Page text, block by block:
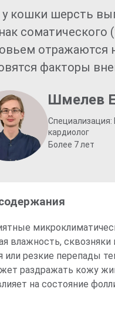
у кошки шерсть
соматического
отражаются
факторы
Шмелев
Специализация:
кардиолог
Более 7 лет
влажность, сквозняки
или резкие перепады
раздражать кожу
на состояние